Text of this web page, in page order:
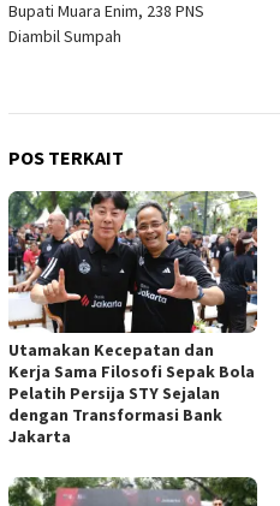
pos
Bupati Muara Enim, 238 PNS
Diambil Sumpah
POS TERKAIT
Utamakan Kecepatan dan
Kerja Sama Filosofi Sepak Bola
Pelatih Persija STY Sejalan
dengan Transformasi Bank
Jakarta